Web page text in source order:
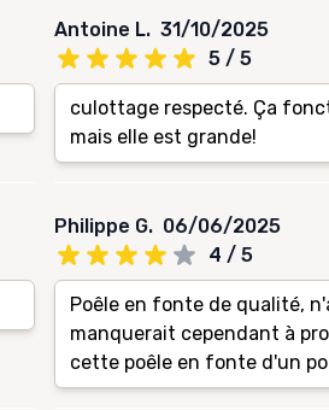
Antoine L. 31/10/2025
5 / 5
culottage respecté. Ça
mais elle est grande!
Philippe G. 06/06/2025
4 / 5
Poêle en fonte de qualité,
manquerait cependant à
cette poêle en fonte d'un